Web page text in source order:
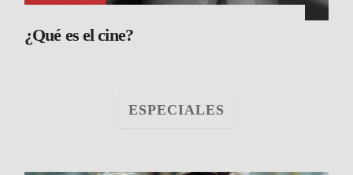
¿Qué es el cine?
ESPECIALES